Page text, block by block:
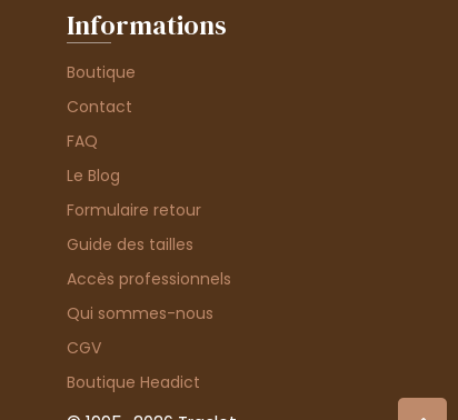
Informations
Boutique
Contact
FAQ
Le Blog
Formulaire retour
Guide des tailles
Accès professionnels
Qui sommes-nous
CGV
Boutique Headict